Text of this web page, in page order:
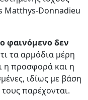
Matthys-Donnadieu
φαινόμενο δεν
τα αρμόδια μέρη
η προσφορά και η
ιδίως με βάση
παρέχονται.